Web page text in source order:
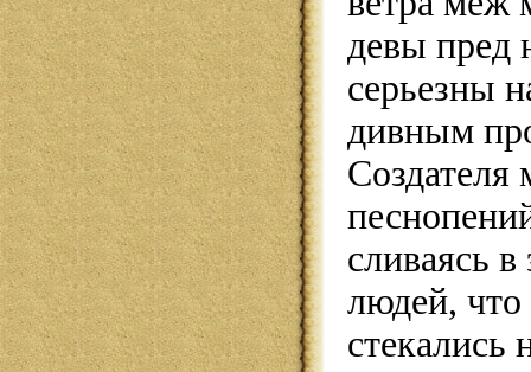
девы пред
серьезны
дивным
Создателя
сливаясь
людей,
стекались